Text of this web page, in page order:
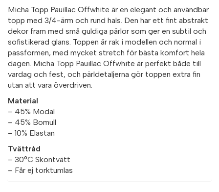
Micha Topp Pauillac Offwhite är en elegant och användbar
topp med 3/4-ärm och rund hals. Den har ett fint abstrakt
dekor fram med små guldiga pärlor som ger en subtil och
sofistikerad glans. Toppen är rak i modellen och normal i
passformen, med mycket stretch för bästa komfort hela
dagen. Micha Topp Pauillac Offwhite är perfekt både till
vardag och fest, och pärldetaljerna gör toppen extra fin
utan att vara överdriven.
Material
– 45% Modal
– 45% Bomull
– 10% Elastan
Tvättråd
– 30°C Skontvätt
– Får ej torktumlas